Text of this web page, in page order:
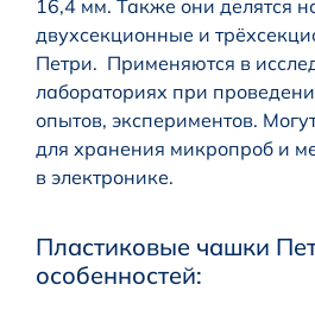
16,4 мм. Также они делятся
двухсекционные и
Петри. Применяются в
лабораториях при
опытов, экспериментов.
для хранения микропроб и
в электронике.
Пластиковые чашки
особенностей: